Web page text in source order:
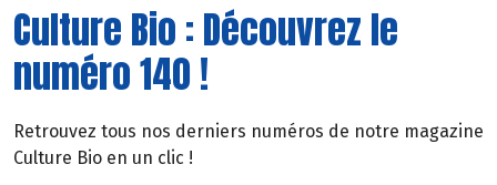
Culture Bio : Découvrez le
numéro 140 !
Retrouvez tous nos derniers numéros de notre magazine
Culture Bio en un clic !